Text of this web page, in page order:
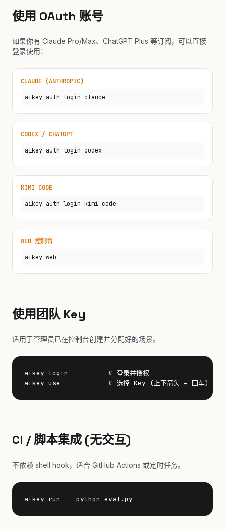
使用 OAuth 账号
如果你有 Claude Pro/Max、ChatGPT Plus 等订阅，可以直接
登录使用：
CLAUDE (ANTHROPIC)
aikey auth login claude
CODEX / CHATGPT
aikey auth login codex
KIMI CODE
aikey auth login kimi_code
WEB 控制台
aikey web
使用团队 Key
适用于管理员已在控制台创建并分配好的场景。
aikey login          # 登录并授权
aikey use            # 选择 Key (上下箭头 + 回车)
CI / 脚本集成 (无交互)
不依赖 shell hook，适合 GitHub Actions 或定时任务。
aikey run -- python eval.py